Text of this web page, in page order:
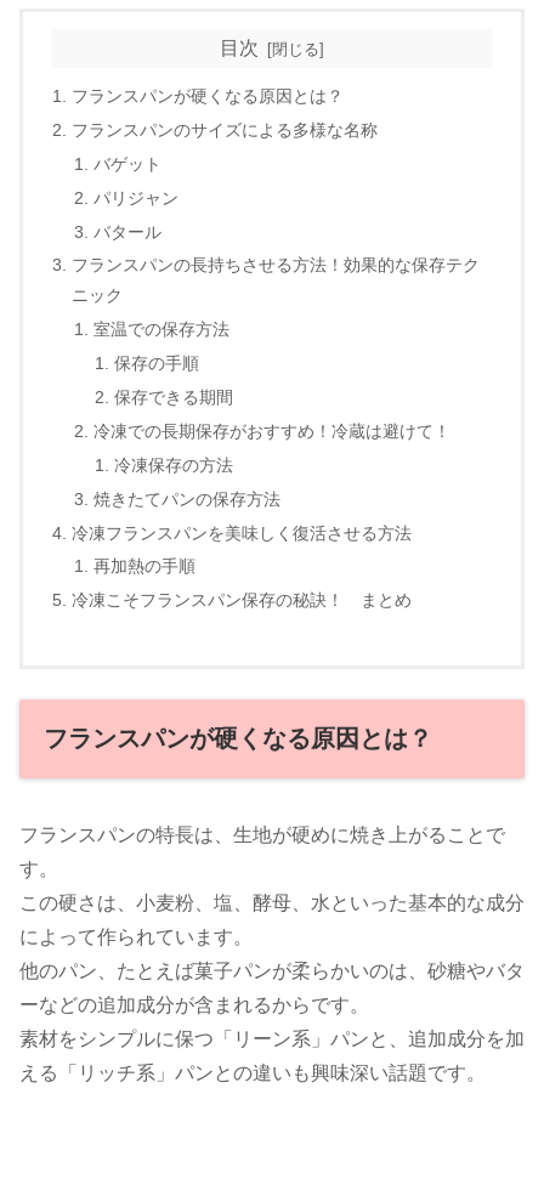
目次
フランスパンが硬くなる原因とは？
フランスパンのサイズによる多様な名称
バゲット
パリジャン
バタール
フランスパンの長持ちさせる方法！効果的な保存テク
ニック
室温での保存方法
保存の手順
保存できる期間
冷凍での長期保存がおすすめ！冷蔵は避けて！
冷凍保存の方法
焼きたてパンの保存方法
冷凍フランスパンを美味しく復活させる方法
再加熱の手順
冷凍こそフランスパン保存の秘訣！ まとめ
フランスパンが硬くなる原因とは？
フランスパンの特長は、生地が硬めに焼き上がることで
す。
この硬さは、小麦粉、塩、酵母、水といった基本的な成分
によって作られています。
他のパン、たとえば菓子パンが柔らかいのは、砂糖やバタ
ーなどの追加成分が含まれるからです。
素材をシンプルに保つ「リーン系」パンと、追加成分を加
える「リッチ系」パンとの違いも興味深い話題です。